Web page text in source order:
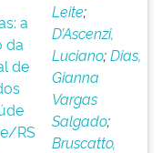
a
da
de
RS
Leite;
D’Ascenzi,
Luciano;Dias,
Gianna
Vargas
Salgado;
Bruscatto,